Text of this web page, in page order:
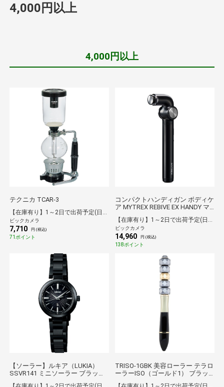
4,000円以上
4,000円以上
テクニカ TCAR-3
【在庫有り】1～2日で出荷予定(日付指定可)
ビックカメラ
7,710 円 (税込)
71ポイント
コンパクトハンディガン ボディケ
ア MYTREX REBIVE EX HANDY マ
イトレックス リバイブ イーエッ
クスハンディ ブラック MT-
RBEH24B
【在庫有り】1～2日で出荷予定(日付指定可)
ビックカメラ
14,960 円 (税込)
138ポイント
【ソーラー】ルキア（LUKIA）
SSVR141 ミニソーラー ブラック
TRISO-1GBK 美容ローラー テラロ
ーラーISO（ゴールド1） ブラッ